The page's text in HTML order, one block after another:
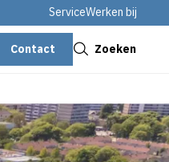
ServiceWerken bij
Contact Zoeken
Sluiten